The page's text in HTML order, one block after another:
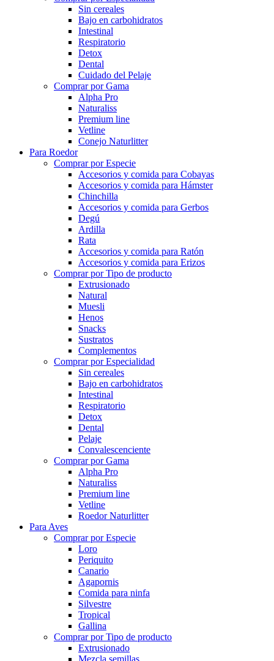
Sin cereales
Bajo en carbohidratos
Intestinal
Respiratorio
Detox
Dental
Cuidado del Pelaje
Comprar por Gama
Alpha Pro
Naturaliss
Premium line
Vetline
Conejo Naturlitter
Para Roedor
Comprar por Especie
Accesorios y comida para Cobayas
Accesorios y comida para Hámster
Chinchilla
Accesorios y comida para Gerbos
Degú
Ardilla
Rata
Accesorios y comida para Ratón
Accesorios y comida para Erizos
Comprar por Tipo de producto
Extrusionado
Natural
Muesli
Henos
Snacks
Sustratos
Complementos
Comprar por Especialidad
Sin cereales
Bajo en carbohidratos
Intestinal
Respiratorio
Detox
Dental
Pelaje
Convalescenciente
Comprar por Gama
Alpha Pro
Naturaliss
Premium line
Vetline
Roedor Naturlitter
Para Aves
Comprar por Especie
Loro
Periquito
Canario
Agapornis
Comida para ninfa
Silvestre
Tropical
Gallina
Comprar por Tipo de producto
Extrusionado
Mezcla semillas